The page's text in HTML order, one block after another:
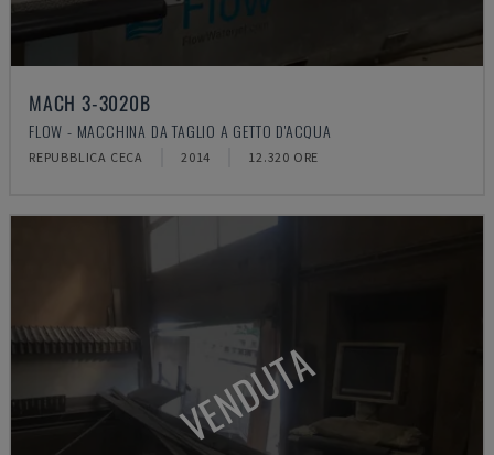
MACH 3-3020B
FLOW - MACCHINA DA TAGLIO A GETTO D'ACQUA
REPUBBLICA CECA 2014 12.320 ORE
VENDUTA